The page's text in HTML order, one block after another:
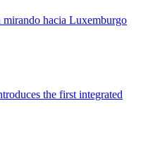
mirando hacia Luxemburgo
the first integrated